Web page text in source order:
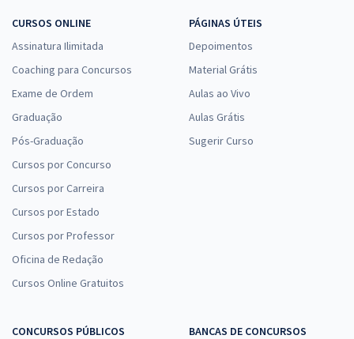
CURSOS ONLINE
Assinatura Ilimitada
Coaching para Concursos
Exame de Ordem
Graduação
Pós-Graduação
Cursos por Concurso
Cursos por Carreira
Cursos por Estado
Cursos por Professor
Oficina de Redação
Cursos Online Gratuitos
PÁGINAS ÚTEIS
Depoimentos
Material Grátis
Aulas ao Vivo
Aulas Grátis
Sugerir Curso
CONCURSOS PÚBLICOS
BANCAS DE CONCURSOS